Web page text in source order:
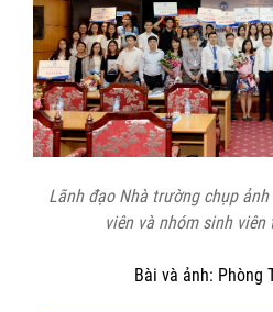
Lãnh đạo Nhà trường chụp
viên và nhóm sinh
Bài và ảnh: Phòng